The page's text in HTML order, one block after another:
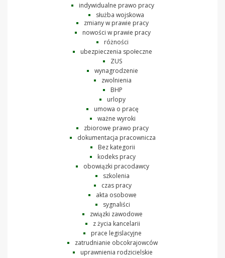
indywidualne prawo pracy
służba wojskowa
zmiany w prawie pracy
nowości w prawie pracy
różności
ubezpieczenia społeczne
ZUS
wynagrodzenie
zwolnienia
BHP
urlopy
umowa o pracę
ważne wyroki
zbiorowe prawo pracy
dokumentacja pracownicza
Bez kategorii
kodeks pracy
obowiązki pracodawcy
szkolenia
czas pracy
akta osobowe
sygnaliści
związki zawodowe
z życia kancelarii
prace legislacyjne
zatrudnianie obcokrajowców
uprawnienia rodzicielskie